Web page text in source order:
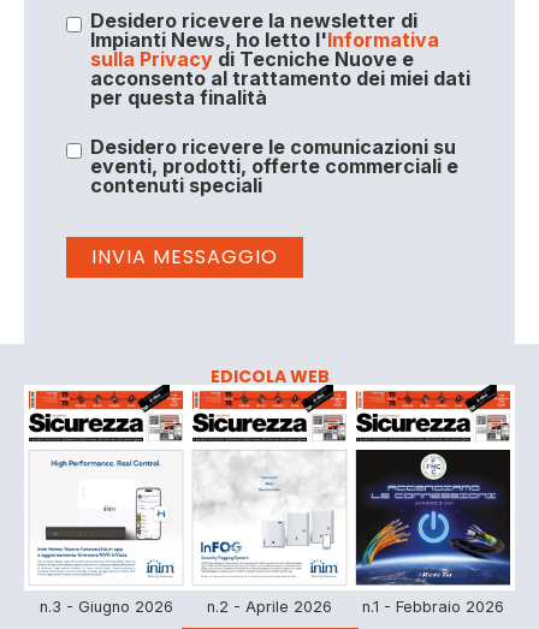
Desidero ricevere la newsletter di
Impianti News, ho letto l'Informativa
sulla Privacydi Tecniche Nuove e
acconsento al trattamento dei miei dati
per questa finalità
Desidero ricevere le comunicazioni su
eventi, prodotti, offerte commerciali e
contenuti speciali
EDICOLA WEB
n.3 - Giugno 2026 n.2 - Aprile 2026 n.1 - Febbraio 2026